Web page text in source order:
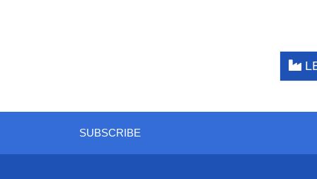
SUBSCRIBE